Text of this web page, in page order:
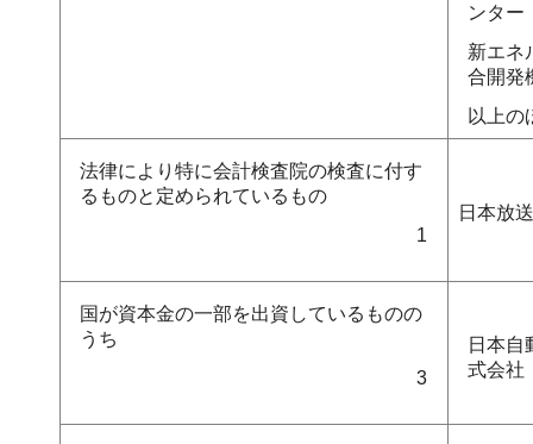
ンター
新エネ
合開発
以上の
法律により特に会計検査院の検査に付す
るものと定められているもの
1
日本放
国が資本金の一部を出資しているものの
うち
3
日本自
式会社